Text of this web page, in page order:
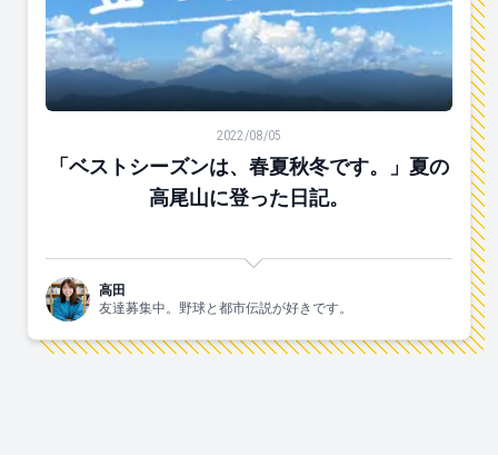
「ベストシーズンは、春夏秋冬です。」夏の高尾山に登
2022/08/05
「ベストシーズンは、春夏秋冬です。」夏の
高尾山に登った日記。
高田
友達募集中。野球と都市伝説が好きです。